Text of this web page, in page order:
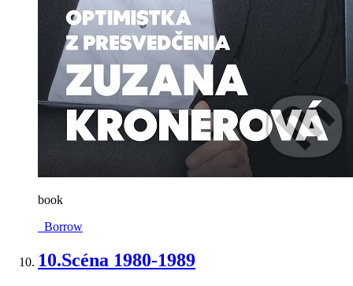
book
Borrow
10.Scéna 1980-1989